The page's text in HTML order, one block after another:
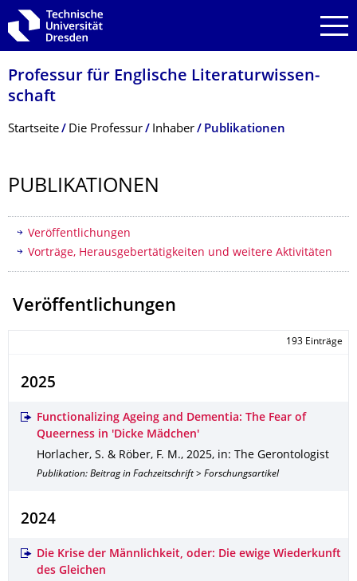
Zur Hauptnavigation springen
Zur Suche springen
Zum Inhalt springen
Professur für Englische Literaturwissen­
schaft
Breadcrumb-Menü
Startseite Die Professur Inhaber Publikationen
PUBLIKATIONEN
Inhaltsverzeichnis
Veröffentlichungen
Vorträge, Herausgebertätigkeiten und weitere Aktivitäten
Veröffentlichungen
193 Einträge
2025
Functionalizing Ageing and Dementia: The Fear of
Queerness in 'Dicke Mädchen'
Horlacher, S. & Röber, F. M., 2025, in: The Gerontologist
Publikation: Beitrag in Fachzeitschrift > Forschungsartikel
2024
Die Krise der Männlichkeit, oder: Die ewige Wiederkunft
des Gleichen